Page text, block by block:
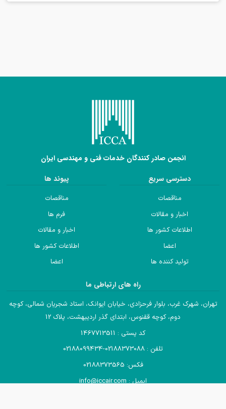
انجمن صادر کنندگان خدمات فنی و مهندسی ایران
دسترسی سریع
مناقصات
اخبار و مقالات
اطلاعات کشور ها
اعضا
تولید کننده ها
پیوند ها
مناقصات
فرم ها
اخبار و مقالات
اطلاعات کشور ها
اعضا
راه های ارتباطی ما
تهران، شهرک غرب، بلوار فرحزادی، خیابان ایوانک، استاد شجریان شمالی، کوچه
دوم، کوچه ققنوس، ابتدای گذر اردیبهشت، پلاک 12
کد پستی : 1467713511
تلفن : 02188373088-02188099434
فکس: 02188373565
ایمیل : info@iccair.com